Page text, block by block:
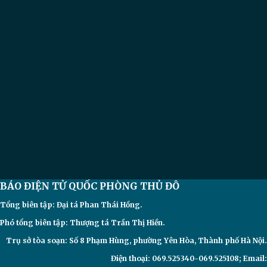
BÁO ĐIỆN TỬQUỐC PHÒNG THỦ ĐÔ
Tổng biên tập: Đại tá Phan Thái Hồng.
Phó tổng biên tập: Thượng tá Trần Thị Hiền.
Trụ sở tòa soạn: Số 8 Phạm Hùng, phường Yên Hòa, Thành phố Hà Nội.
Điện thoại: 069.525340-069.525108; Email: